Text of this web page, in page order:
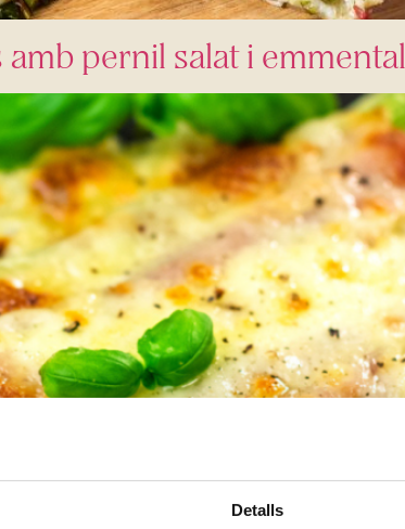
Detalls
pernil salat i emmental